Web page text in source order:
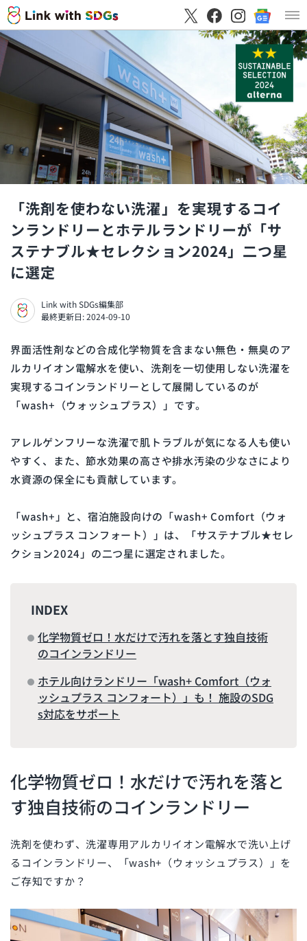
「洗剤を使わない洗濯」を実現するコイ
ンランドリーとホテルランドリーが「サ
ステナブル★セレクション2024」二つ星
に選定
Link with SDGs編集部
最終更新日: 2024-09-10
界面活性剤などの合成化学物質を含まない無色・無臭のア
ルカリイオン電解水を使い、洗剤を一切使用しない洗濯を
実現するコインランドリーとして展開しているのが
「wash+（ウォッシュプラス）」です。
アレルゲンフリーな洗濯で肌トラブルが気になる人も使い
やすく、また、節水効果の高さや排水汚染の少なさにより
水資源の保全にも貢献しています。
「wash+」と、宿泊施設向けの「wash+ Comfort（ウォ
ッシュプラス コンフォート）」は、「サステナブル★セレ
クション2024」の二つ星に選定されました。
INDEX
化学物質ゼロ！水だけで汚れを落とす独自技術
のコインランドリー
ホテル向けランドリー「wash+ Comfort（ウォ
ッシュプラス コンフォート）」も！ 施設のSDG
s対応をサポート
化学物質ゼロ！水だけで汚れを落と
す独自技術のコインランドリー
洗剤を使わず、洗濯専用アルカリイオン電解水で洗い上げ
るコインランドリー、「wash+（ウォッシュプラス）」を
ご存知ですか？